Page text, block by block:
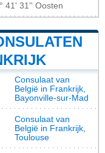
41' 31'' Oosten
Consulaat van
België in Frankrijk,
Bayonville-sur-Mad
Consulaat van
België in Frankrijk,
Toulouse